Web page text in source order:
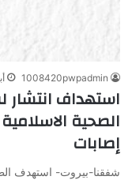
1008420pwpadmin
استهداف انتشار
الصحية
إصابات
شفقنا-بيروت- استهدف